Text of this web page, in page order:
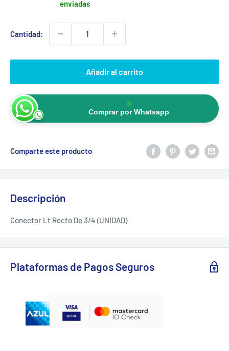
enviadas
Cantidad:
Añadir al carrito
Comprar por Whatsapp
Comparte este producto
Descripción
Conector Lt Recto De 3/4 (UNIDAD)
Plataformas de Pagos Seguros